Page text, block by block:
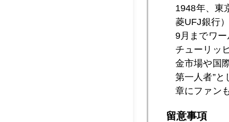
2006年10月
2006年10月
1948年、東
菱UFJ銀行
9月までワ
チューリッ
金市場や国
第一人者”
章にファン
留意事項